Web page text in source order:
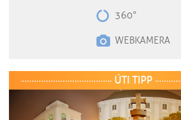
360°
WEBKAMERA
ÚTI TIPP